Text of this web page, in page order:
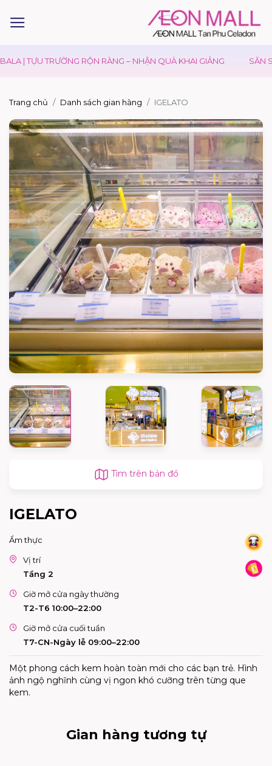
| TỰU TRƯỜNG RỘN RÀNG – NHẬN QUÀ KHAI GIẢNG SĂN
Trang chủ Danh sách gian hàng IGELATO
Tìm trên bản đồ
IGELATO
Ẩm thực
Vị trí
Tầng 2
Giờ mở cửa ngày thường
T2-T6 10:00–22:00
Giờ mở cửa cuối tuần
T7-CN-Ngày lễ 09:00–22:00
Một phong cách kem hoàn toàn mới cho các bạn trẻ. Hình
ảnh ngộ nghĩnh cùng vị ngon khó cưỡng trên từng que
kem.
Gian hàng tương tự